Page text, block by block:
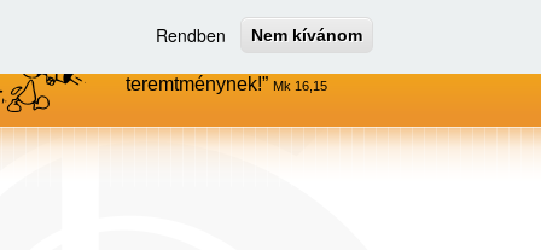
Rendben Nem kívánom
Menjetek el az egész világra, és
teremtménynek!
Mk 16,15